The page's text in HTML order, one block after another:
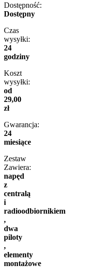
Dostępność:
Dostępny
Czas
wysyłki:
24
godziny
Koszt
wysyłki:
od
29,00
zł
Gwarancja:
24
miesiące
Zestaw
Zawiera:
napęd
z
centralą
i
radioodbiornikiem
,
dwa
piloty
,
elementy
montażowe